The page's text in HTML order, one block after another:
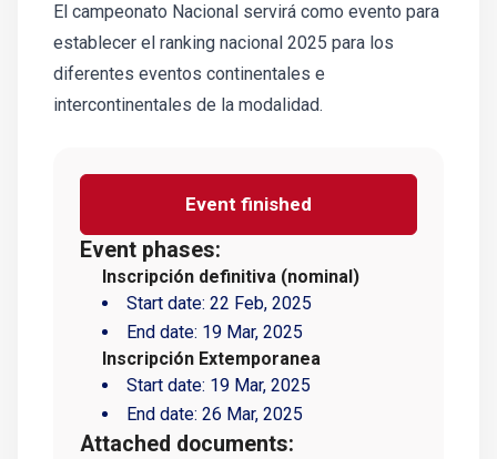
El campeonato Nacional servirá como evento para
establecer el ranking nacional 2025 para los
diferentes eventos continentales e
intercontinentales de la modalidad.
Event finished
Event phases:
Inscripción definitiva (nominal)
Start date: 22 Feb, 2025
End date: 19 Mar, 2025
Inscripción Extemporanea
Start date: 19 Mar, 2025
End date: 26 Mar, 2025
Attached documents: